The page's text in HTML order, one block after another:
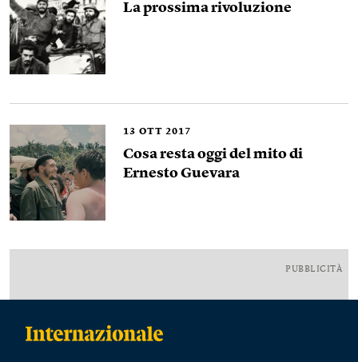
La prossima rivoluzione
13 OTT 2017
Cosa resta oggi del mito di
Ernesto Guevara
PUBBLICITÀ